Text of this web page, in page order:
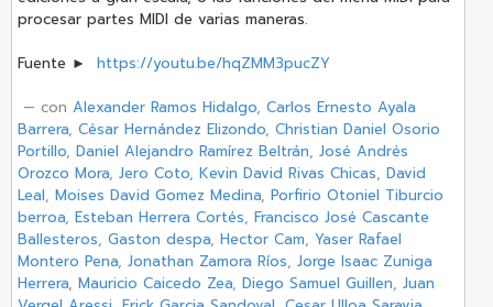
procesar partes MIDI de varias maneras.
Fuente ► https://youtu.be/hqZMM3pucZY
‏ — con Alexander Ramos Hidalgo, Carlos Ernesto Ayala
Barrera, César Hernández Elizondo, Christian Daniel Osorio
Portillo, Daniel Alejandro Ramírez Beltrán, José Andrés
Orozco Mora, Jero Coto, Kevin David Rivas Chicas, David
Leal, Moises David Gomez Medina, Porfirio Otoniel Tiburcio
berroa, Esteban Herrera Cortés, Francisco José Cascante
Ballesteros, Gaston despa, Hector Cam, Yaser Rafael
Montero Pena, Jonathan Zamora Ríos, Jorge Isaac Zuniga
Herrera, Mauricio Caicedo Zea, Diego Samuel Guillen, Juan